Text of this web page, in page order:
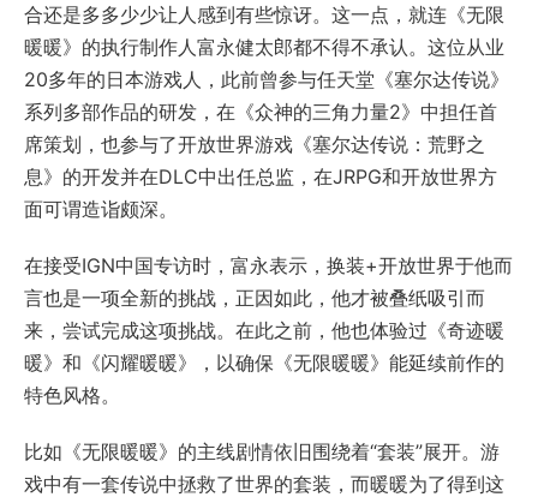
合还是多多少少让人感到有些惊讶。这一点，就连《无限
暖暖》的执行制作人富永健太郎都不得不承认。这位从业
20多年的日本游戏人，此前曾参与任天堂《塞尔达传说》
系列多部作品的研发，在《众神的三角力量2》中担任首
席策划，也参与了开放世界游戏《塞尔达传说：荒野之
息》的开发并在DLC中出任总监，在JRPG和开放世界方
面可谓造诣颇深。
在接受IGN中国专访时，富永表示，换装+开放世界于他而
言也是一项全新的挑战，正因如此，他才被叠纸吸引而
来，尝试完成这项挑战。在此之前，他也体验过《奇迹暖
暖》和《闪耀暖暖》，以确保《无限暖暖》能延续前作的
特色风格。
比如《无限暖暖》的主线剧情依旧围绕着“套装”展开。游
戏中有一套传说中拯救了世界的套装，而暖暖为了得到这